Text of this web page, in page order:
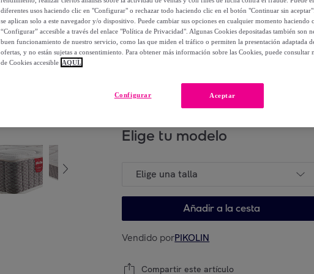
749,98 €
%
Elige tu modelo
Elige una talla
Añadir a la cesta
Vendido porPIKOLIN
Compartir este artículo
diferentes usos haciendo clic en "Configurar" o rechazar todo haciendo clic en el botón "Continuar sin
se aplican solo a este navegador y/o dispositivo. Puede cambiar sus opciones en cualquier momento haciendo
“Configurar” accesible a través del enlace "Política de Privacidad". Algunas Cookies depositadas también son
buen funcionamiento de nuestro servicio, como las que miden el tráfico o permiten la presentación adaptada
ofertas, y no están sujetas a consentimiento. Para obtener más información sobre las Cookies, puede consultar
de Cookies accesible AQUÍ.
Aceptar
Configurar